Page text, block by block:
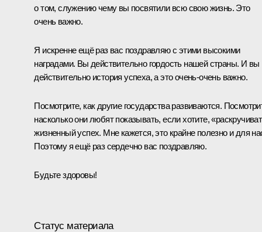
о том, служению чему вы посвятили всю свою жизнь. Это
очень важно.
Я искренне ещё раз вас поздравляю с этими высокими
наградами. Вы действительно гордость нашей страны. И вы
действительно история успеха, а это очень-очень важно.
Посмотрите, как другие государства развиваются.
насколько они любят показывать, если хотите,
жизненный успех. Мне кажется, это крайне полезно и для
Поэтому я ещё раз сердечно вас поздравляю.
Будьте здоровы!
Статус материала